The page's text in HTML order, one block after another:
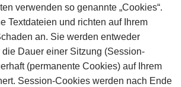
verwenden so genannte „Cookies“.
Textdateien und richten auf Ihrem
an. Sie werden entweder
Dauer einer Sitzung (Session-
(permanente Cookies) auf Ihrem
Session-Cookies werden nach Ende